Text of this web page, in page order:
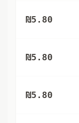
₪5.80
₪5.80
₪5.80